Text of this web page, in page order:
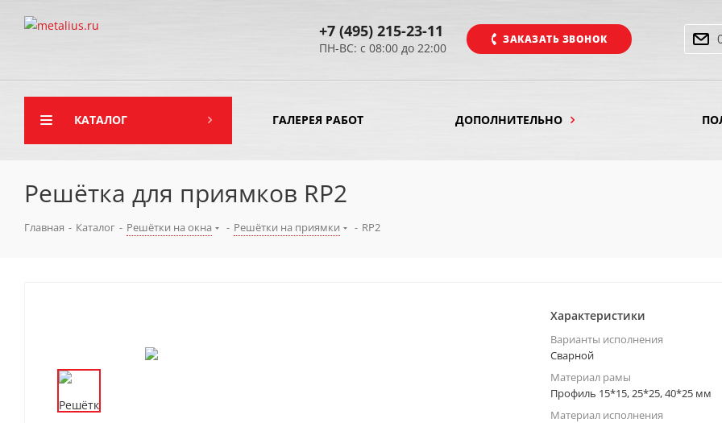
ЗАКАЗАТЬ ЗВОНОК
+7 (495) 215-23-11
ПН-ВС: с 08:00 до 22:00
КАТАЛОГ ГАЛЕРЕЯ РАБОТ ДОПОЛНИТЕЛЬНО
Решётка для приямков RP2
Главная - Каталог - Решётки на окна - Решётки на приямки - RP2
Характеристики
Варианты исполнения
Сварной
Материал рамы
Профиль 15*15, 25*25, 40*25 мм
Материал исполнения